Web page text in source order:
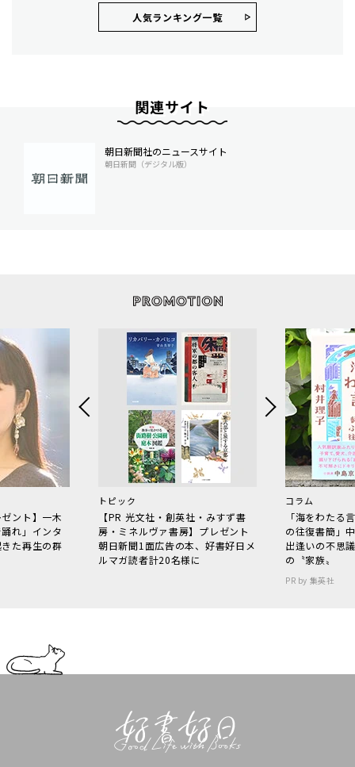
人気ランキング⼀覧
関連サイト
朝日新聞社のニュースサイト
朝日新聞（デジタル版）
ント】一木
れ」インタ
た再生の群
トピック
【PR 光文社・創英社・みすず書
房・ミネルヴァ書房】プレゼント
朝日新聞1面広告の本、好書好日メ
ルマガ読者計20名様に
コラム
「海をわた
の往復書簡」
出逢いの不思
の〝家族〟
PR by 集英社